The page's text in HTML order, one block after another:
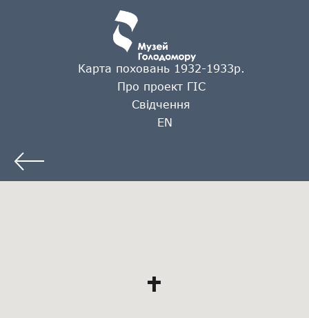
Карта поховань 1932-1933р.
Про проект ГІС
Свідчення
EN